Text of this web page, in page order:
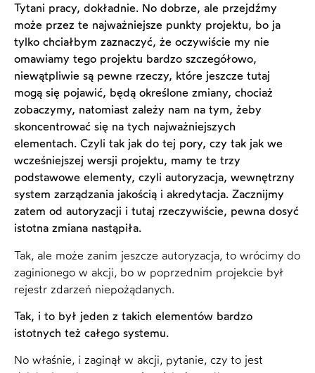
Tytani pracy, dokładnie. No dobrze, ale przejdźmy
może przez te najważniejsze punkty projektu, bo ja
tylko chciałbym zaznaczyć, że oczywiście my nie
omawiamy tego projektu bardzo szczegółowo,
niewątpliwie są pewne rzeczy, które jeszcze tutaj
mogą się pojawić, będą określone zmiany, chociaż
zobaczymy, natomiast zależy nam na tym, żeby
skoncentrować się na tych najważniejszych
elementach. Czyli tak jak do tej pory, czy tak jak we
wcześniejszej wersji projektu, mamy te trzy
podstawowe elementy, czyli autoryzacja, wewnętrzny
system zarządzania jakością i akredytacja. Zacznijmy
zatem od autoryzacji i tutaj rzeczywiście, pewna dosyć
istotna zmiana nastąpiła.
Tak, ale może zanim jeszcze autoryzacja, to wrócimy do
zaginionego w akcji, bo w poprzednim projekcie był
rejestr zdarzeń niepożądanych.
Tak, i to był jeden z takich elementów bardzo
istotnych też całego systemu.
No właśnie, i zaginął w akcji, pytanie, czy to jest